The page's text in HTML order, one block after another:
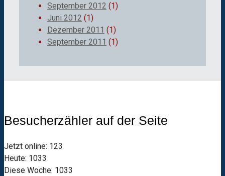
September 2012 (1)
Juni 2012 (1)
Dezember 2011 (1)
September 2011 (1)
Besucherzähler auf der Seite
Jetzt online: 123
Heute: 1033
Diese Woche: 1033